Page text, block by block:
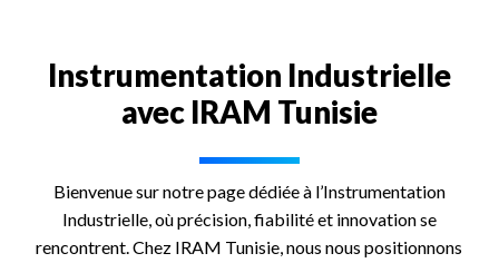
Instrumentation Industrielle
avec IRAM Tunisie
Bienvenue sur notre page dédiée à l’Instrumentation
Industrielle, où précision, fiabilité et innovation se
rencontrent. Chez IRAM Tunisie, nous nous positionnons